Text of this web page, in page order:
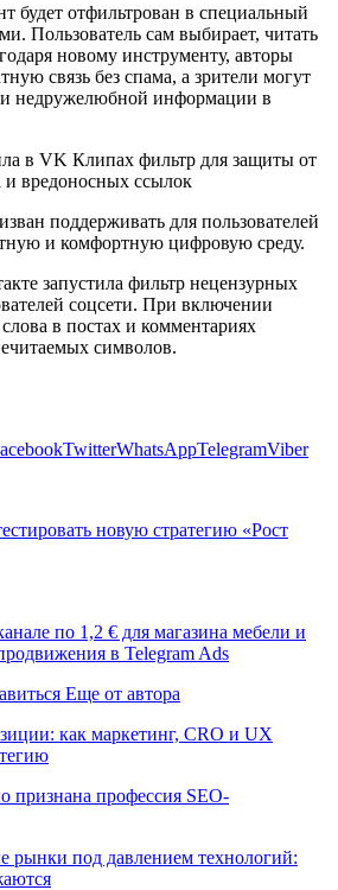
будет отфильтрован в специальный
Пользователь сам выбирает, читать
новому инструменту, авторы
связь без спама, а зрители могут
и недружелюбной информации в
поддерживать для пользователей
и комфортную цифровую среду.
запустила фильтр нецензурных
соцсети. При включении
в постах и комментариях
символов.
TwitterWhatsAppTelegramViber
новую стратегию «Рост
по 1,2 € для магазина мебели и
в Telegram Ads
Еще от автора
как маркетинг, CRO и UX
признана профессия SEO-
рынки под давлением технологий: